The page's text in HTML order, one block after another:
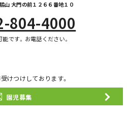
山 大門の前１２６６番地１０
804-4000
です。お電話ください。
けつけしております。
園児募集